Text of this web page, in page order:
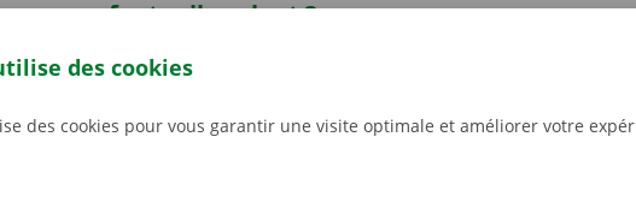
en fauteuil roulant ?
vacances avec une ou plusieurs personnes en fauteuil roulant,
? Avec la voiture adaptée de Dockx, vous pouvez transporter
en fauteuil roulant et profitez de votre liberté.
des cookies
des cookies pour vous garantir une visite optimale et améliorer votre